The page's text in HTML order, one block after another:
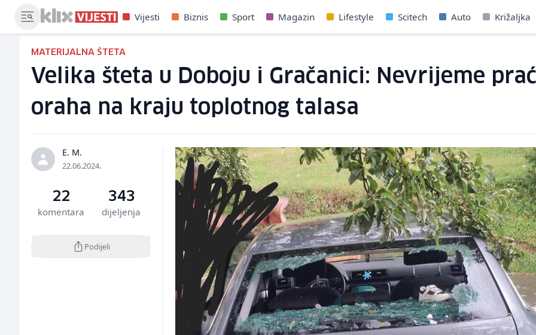
Vijesti Biznis Sport Magazin Lifestyle Scitech Auto Križaljka
MATERIJALNA ŠTETA
Velika šteta u Doboju i Gračanici: Nevrijeme
oraha na kraju toplotnog talasa
E. M.
22.06.2024.
22
komentara
343
dijeljenja
Podijeli